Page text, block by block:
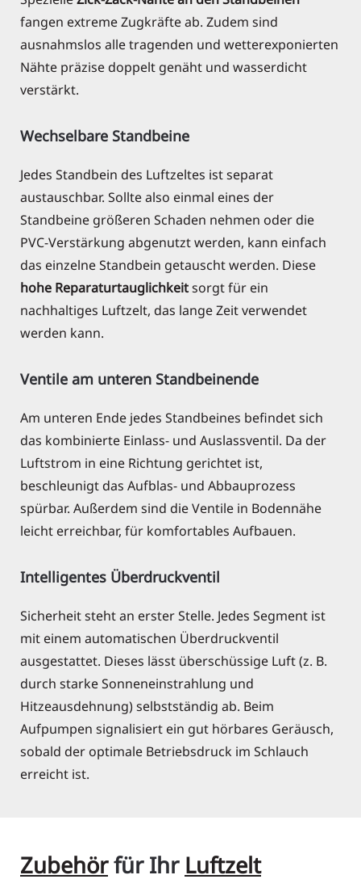
fangen extreme Zugkräfte ab. Zudem sind
ausnahmslos alle tragenden und wetterexponierten
Nähte präzise doppelt genäht und wasserdicht
verstärkt.
Wechselbare Standbeine
Jedes Standbein des Luftzeltes ist separat
austauschbar. Sollte also einmal eines der
Standbeine größeren Schaden nehmen oder die
PVC-Verstärkung abgenutzt werden, kann einfach
das einzelne Standbein getauscht werden. Diese
hohe Reparaturtauglichkeitsorgt für ein
nachhaltiges Luftzelt, das lange Zeit verwendet
werden kann.
Ventile am unteren Standbeinende
Am unteren Ende jedes Standbeines befindet sich
das kombinierte Einlass- und Auslassventil. Da der
Luftstrom in eine Richtung gerichtet ist,
beschleunigt das Aufblas- und Abbauprozess
spürbar. Außerdem sind die Ventile in Bodennähe
leicht erreichbar, für komfortables Aufbauen.
Intelligentes Überdruckventil
Sicherheit steht an erster Stelle. Jedes Segment ist
mit einem automatischen Überdruckventil
ausgestattet. Dieses lässt überschüssige Luft (z. B.
durch starke Sonneneinstrahlung und
Hitzeausdehnung) selbstständig ab. Beim
Aufpumpen signalisiert ein gut hörbares Geräusch,
sobald der optimale Betriebsdruck im Schlauch
erreicht ist.
Zubehörfür Ihr Luftzelt